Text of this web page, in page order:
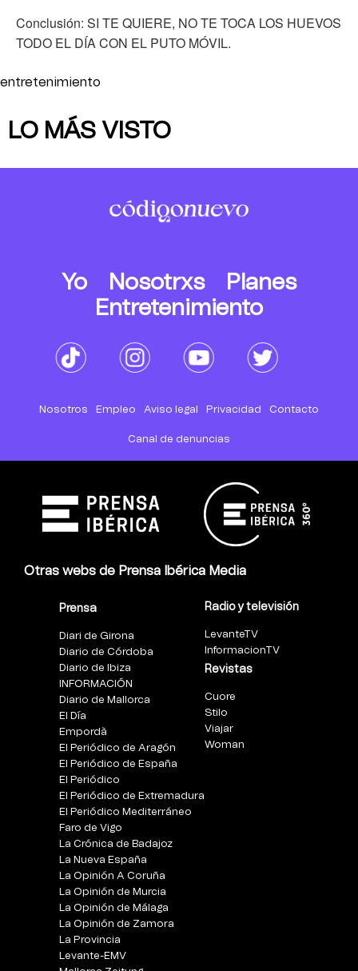
Conclusión: SI TE QUIERE, NO TE TOCA LOS HUEVOS
TODO EL DÍA CON EL PUTO MÓVIL.
entretenimiento
LO MÁS VISTO
Yo Nosotrxs
Planes
Entretenimiento
Nosotros Empleo Aviso legal Privacidad Contacto
Canal de denuncias
Otras webs de Prensa Ibérica Media
Prensa
Diari de Girona
Diario de Córdoba
Diario de Ibiza
INFORMACIÓN
Diario de Mallorca
El Día
Empordà
El Periódico de Aragón
El Periódico de España
El Periódico
El Periódico de Extremadura
El Periódico Mediterráneo
Faro de Vigo
La Crónica de Badajoz
La Nueva España
La Opinión A Coruña
La Opinión de Murcia
La Opinión de Málaga
La Opinión de Zamora
La Provincia
Levante-EMV
Radio y televisión
LevanteTV
InformacionTV
Revistas
Cuore
Stilo
Viajar
Woman